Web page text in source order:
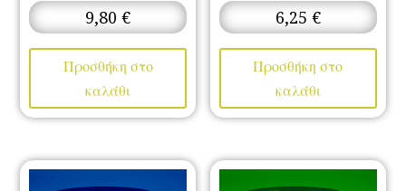
9,80€
Προσθήκη στο
καλάθι
6,25 €
Προσθήκη στο
καλάθι